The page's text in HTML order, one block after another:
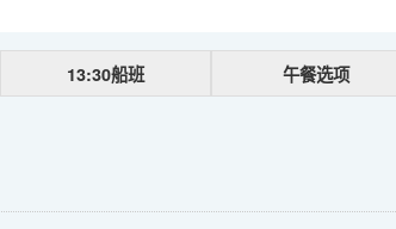
13:30船班 午餐选项